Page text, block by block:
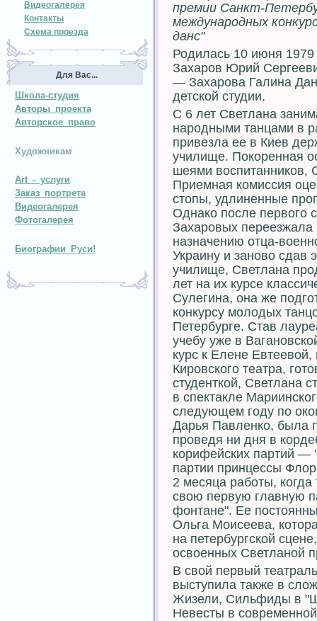
Видеогалерея
Контакты
Схема проезда
Для Вас...
Школа-студия
Авторы проекта
Авторское право
Художникам
Art - услуги
Заказ портрета
Видеогалерея
Фотогалерея
Биографии Руси!
премии Санкт-
международных
данс"
Родилась 10 июня
Захаров Юрий
— Захарова Галина
детской студии.
С 6 лет Светлана
народными танцами в
привезла ее в Киев
училище. Покоренная
шеями воспитанников,
Приемная комиссия
стопы, удлиненные
Однако после первого
Захаровых
назначению отца-
Украину и заново сдав
училище, Светлана
лет на их курсе
Сулегина, она же
конкурсу молодых
Петербурге. Став
учебу уже в
курс к Елене
Кировского театра,
студенткой, Светлана
в спектакле
следующем году по
Дарья Павленко, была
проведя ни дня в
корифейских партий —
партии принцессы
2 месяца работы, когда
свою первую главную
фонтане". Ее
Ольга Моисеева,
на петербургской
освоенных Светланой
В свой первый
выступила также в
Жизели, Сильфиды в
Невесты в